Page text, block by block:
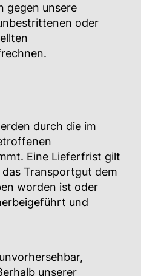
unsere
oder
durch die im
Eine Lieferfrist gilt
Transportgut dem
worden ist oder
und
unserer